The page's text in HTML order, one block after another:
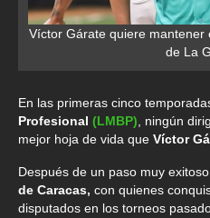
Víctor Gárate quiere
de La
En las primeras cinco
Profesional (LMBP), ningún
mejor hoja de vida que Víctor
Después de un paso muy
de Caracas, con quienes
disputados en los torneos